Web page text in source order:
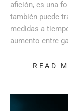
afición, es una
también puede
medidas a
aumento entre
READ